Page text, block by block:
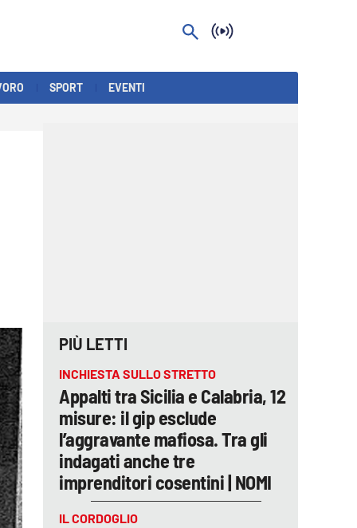
SPORT EVENTI
PIÙ LETTI
INCHIESTA SULLO STRETTO
Appalti tra Sicilia e Calabria, 12
misure: il gip esclude
l’aggravante mafiosa. Tra gli
indagati anche tre
imprenditori cosentini | NOMI
IL CORDOGLIO